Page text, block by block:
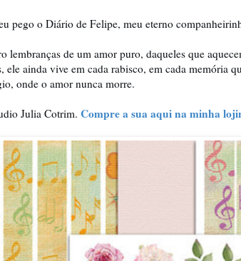
pego o Diário de Felipe, meu eterno
lembranças de um amor puro, daqueles que
ele ainda vive em cada rabisco, em cada memória
onde o amor nunca morre.
Julia Cotrim. Compre a sua aqui na minha